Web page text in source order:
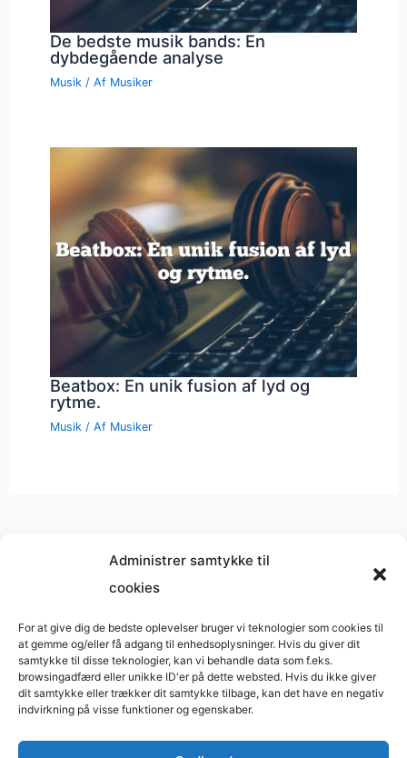
Administrer samtykke til
cookies
For at give dig de bedste oplevelser bruger vi teknologier som cookies til
at gemme og/eller få adgang til enhedsoplysninger. Hvis du giver dit
samtykke til disse teknologier, kan vi behandle data som f.eks.
browsingadfærd eller unikke ID'er på dette websted. Hvis du ikke giver
dit samtykke eller trækker dit samtykke tilbage, kan det have en negativ
indvirkning på visse funktioner og egenskaber.
De bedste musik bands: En
dybdegående analyse
Musik / Af Musiker
Beatbox: En unik fusion af lyd og
rytme.
Musik / Af Musiker
Musik på
Copyright © 2026 BasimWorld
Udviklet afWebbureau.dk
Bygget medWordPress